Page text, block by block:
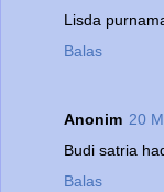
Lisda
Balas
Anonim 20
Budi satria
Balas